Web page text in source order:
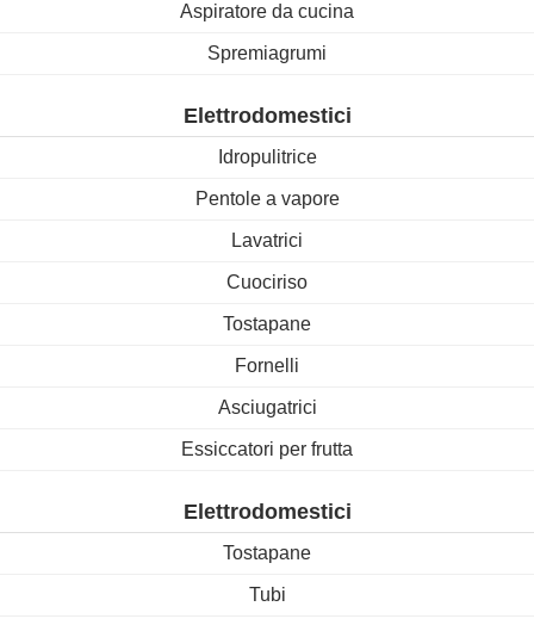
Aspiratore da cucina
Spremiagrumi
Elettrodomestici
Idropulitrice
Pentole a vapore
Lavatrici
Cuociriso
Tostapane
Fornelli
Asciugatrici
Essiccatori per frutta
Elettrodomestici
Tostapane
Tubi